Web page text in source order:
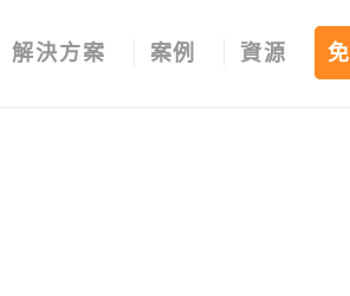
解決方案 案例 資源